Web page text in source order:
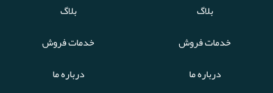
بلاگ
خدمات فروش
درباره ما
بلاگ
خدمات فروش
درباره ما